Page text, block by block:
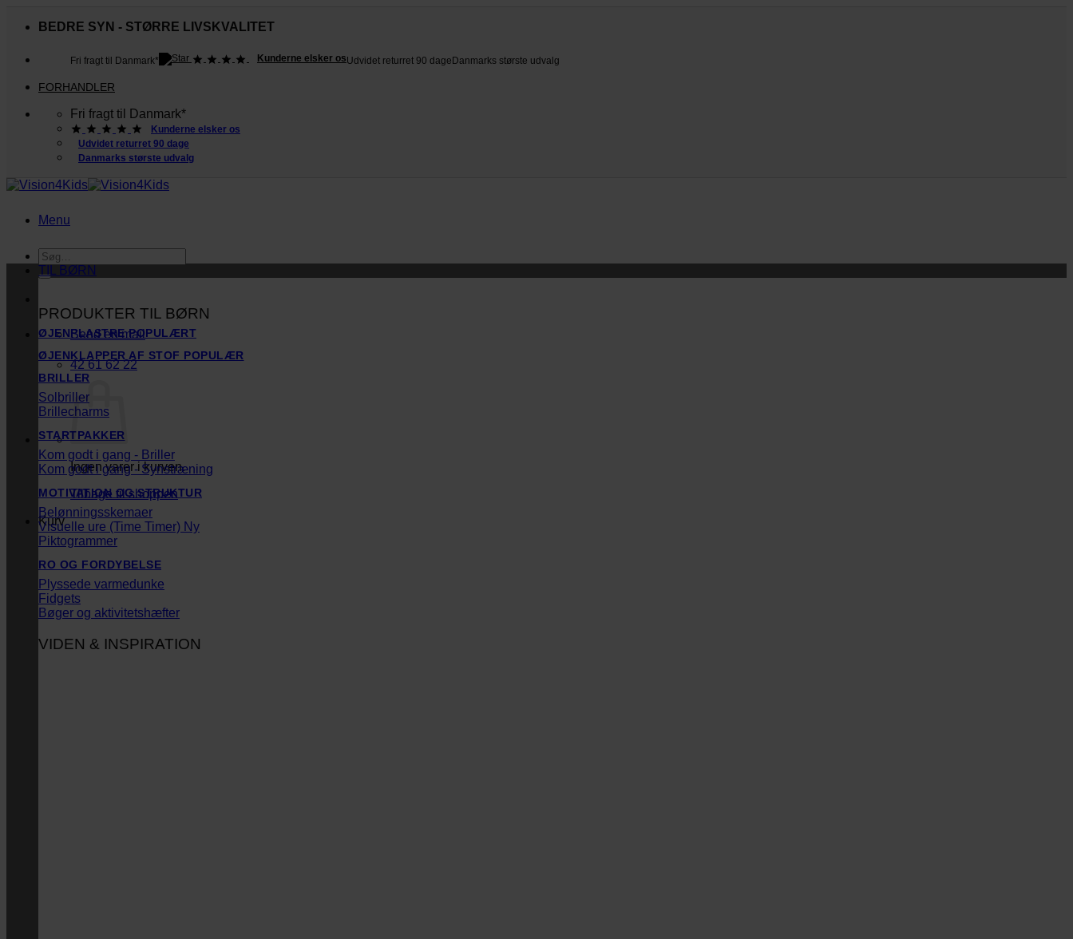
BEDRE SYN - STØRRE LIVSKVALITET
Fri fragt til Danmark* Kunderne elsker osUdvidet returret 90 dage Danmarks største udvalg
FORHANDLER
Fri fragt til Danmark*
Kunderne elsker os
Udvidet returret 90 dage
Danmarks største udvalg
Menu
Søg
efter:
Send en mail
42 61 62 22
Ingen varer i kurven.
Tilbage til shoppen
Kurv
TIL BØRN
PRODUKTER TIL BØRN
ØJENPLASTRE
ØJENKLAPPER AF STOF
BRILLER
Solbriller
Brillecharms
STARTPAKKER
Kom godt i gang - Briller
Kom godt i gang - Synstræning
MOTIVATION OG STRUKTUR
Belønningsskemaer
Visuelle ure (Time Timer)
Piktogrammer
RO OG FORDYBELSE
Plyssede varmedunke
Fidgets
Bøger og aktivitetshæfter
VIDEN & INSPIRATION